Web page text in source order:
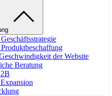
der Website
Beratung